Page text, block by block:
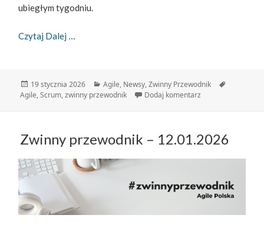
ubiegłym tygodniu.
Czytaj Dalej
Data
publikacji
19 stycznia 2026 Kategorie
Agile, Newsy,Zwinny Przewodnik
Agile,Scrum,zwinny przewodnik Dodaj komentarz
Zwinny przewodnik – 12.01.2026